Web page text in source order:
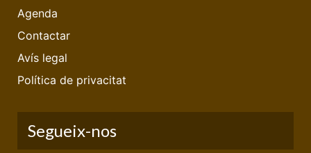
Agenda
Contactar
Avís legal
Política de privacitat
Segueix-nos